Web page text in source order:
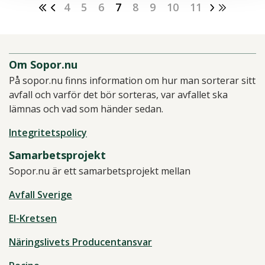
4 5 6 7 8 9 10 11
Om Sopor.nu
På sopor.nu finns information om hur man sorterar sitt
avfall och varför det bör sorteras, var avfallet ska
lämnas och vad som händer sedan.
Integritetspolicy
Samarbetsprojekt
Sopor.nu är ett samarbetsprojekt mellan
Avfall Sverige
El-Kretsen
Näringslivets Producentansvar